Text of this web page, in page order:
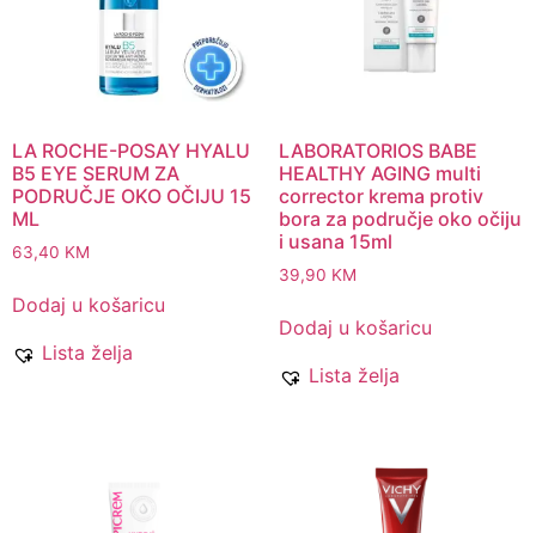
LA ROCHE-POSAY HYALU
B5 EYE SERUM ZA
PODRUČJE OKO OČIJU 15
ML
63,40 KM
Dodaj u košaricu
Lista želja
LABORATORIOS BABE
HEALTHY AGING multi
corrector krema protiv
bora za područje oko očiju
i usana 15ml
39,90 KM
Dodaj u košaricu
Lista želja